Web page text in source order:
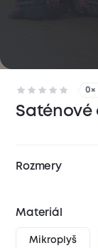
0×
Saténové
Rozmery
Materiál
Mikroplyš